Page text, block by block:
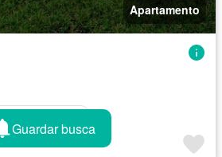
Apartamento
Vista panorâmica
Guardar busca